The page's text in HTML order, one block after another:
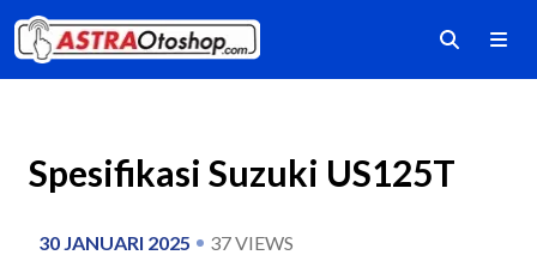
Spesifikasi Suzuki US125T
30 JANUARI 2025 37VIEWS